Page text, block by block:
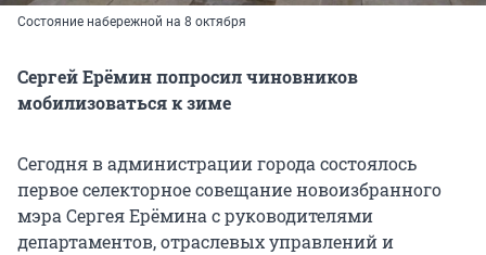
Состояние набережной на 8 октября
Сергей Ерёмин попросил чиновников
мобилизоваться к зиме
Сегодня в администрации города состоялось
первое селекторное совещание новоизбранного
мэра Сергея Ерёмина с руководителями
департаментов, отраслевых управлений и